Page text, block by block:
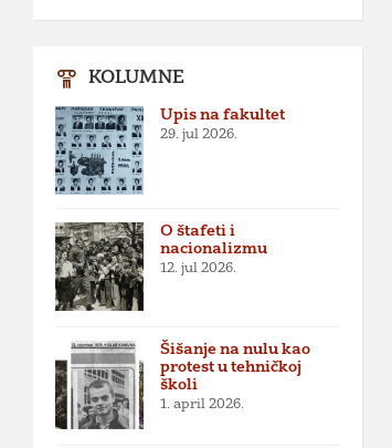
KOLUMNE
Upis na fakultet
29. jul 2026.
O štafeti i
nacionalizmu
12. jul 2026.
Šišanje na nulu kao
protest u tehničkoj
školi
1. april 2026.